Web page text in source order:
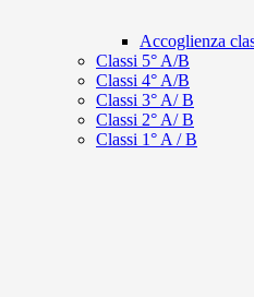
Accoglienza
Classi 5° A/B
Classi 4° A/B
Classi 3° A/ B
Classi 2° A/ B
Classi 1° A / B